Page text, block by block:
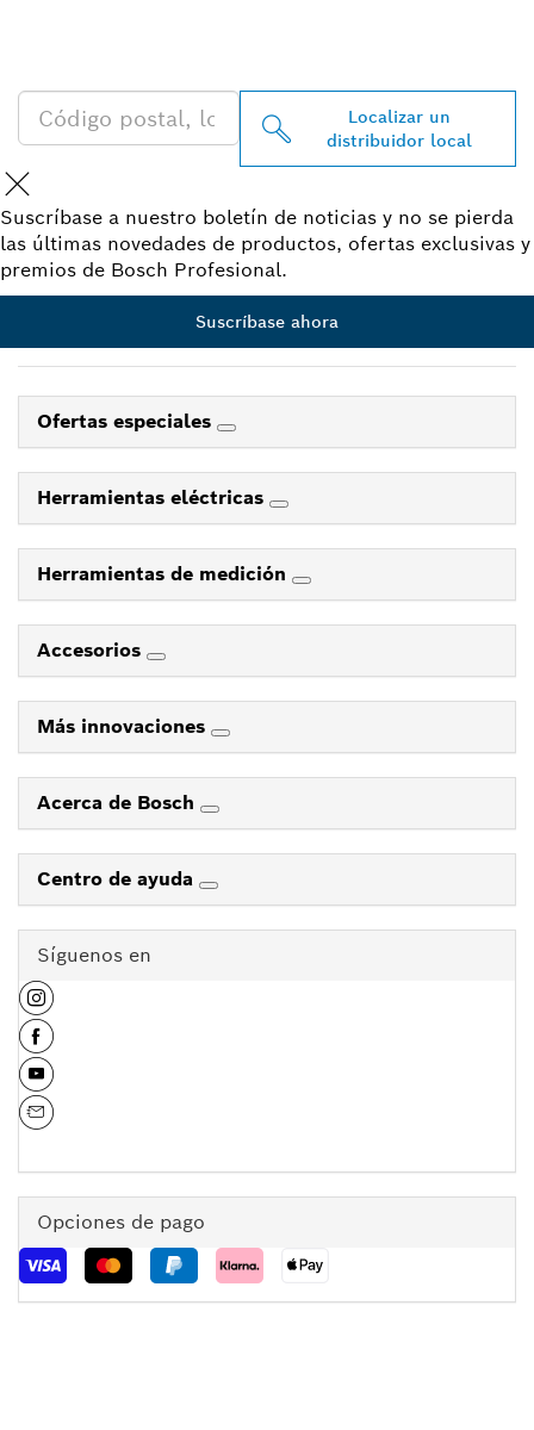
Localizar un
distribuidor local
Suscríbase a nuestro boletín de noticias y no se pierda
las últimas novedades de productos, ofertas exclusivas y
premios de Bosch Profesional.
Suscríbase ahora
Ofertas especiales
Herramientas eléctricas
Herramientas de medición
Accesorios
Más innovaciones
Acerca de Bosch
Centro de ayuda
Síguenos en
Opciones de pago